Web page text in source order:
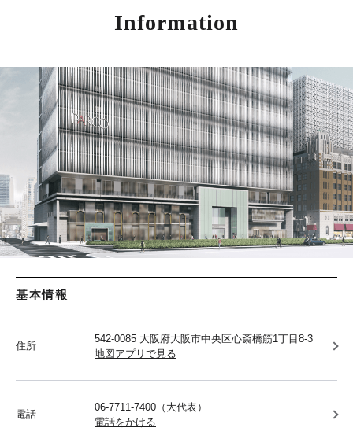
Information
基本情報
住所
542-0085 大阪府大阪市中央区心斎橋筋1丁目8-3
地図アプリで見る
電話
06-7711-7400（大代表）
電話をかける